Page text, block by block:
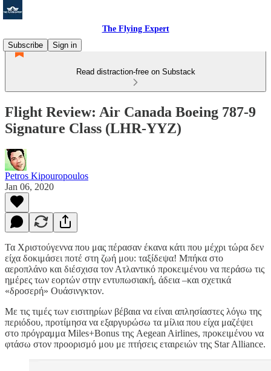
The Flying Expert
Subscribe
Sign in
Read distraction-free on Substack
Flight Review: Air Canada Boeing 787-9
Signature Class (LHR-YYZ)
Petros Kipouropoulos
Jan 06, 2020
Τα Χριστούγεννα που μας πέρασαν έκανα κάτι που μέχρι τώρα δεν
είχα δοκιμάσει ποτέ στη ζωή μου: ταξίδεψα! Μπήκα στο
αεροπλάνο και διέσχισα τον Ατλαντικό προκειμένου να περάσω τις
ημέρες των εορτών στην εντυπωσιακή, άδεια –και σχετικά
«δροσερή» Ουάσινγκτον.
Με τις τιμές των εισιτηρίων βέβαια να είναι απλησίαστες λόγω της
περιόδου, προτίμησα να εξαργυρώσω τα μίλια που είχα μαζέψει
στο πρόγραμμα Miles+Bonus της Aegean Airlines, προκειμένου να
φτάσω στον προορισμό μου με πτήσεις εταιρειών της Star Alliance.